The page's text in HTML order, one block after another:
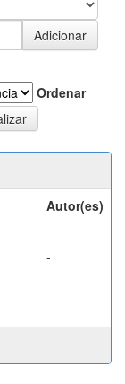
Ordenar
Autor(es)
-